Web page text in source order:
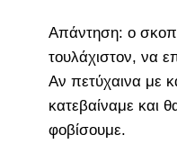
Απάντηση: ο
τουλάχιστον, να
Αν πετύχαινα με
κατεβαίναμε και
φοβίσουμε.